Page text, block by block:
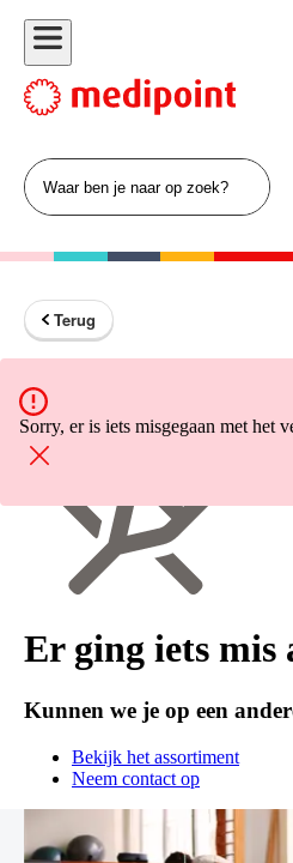
Terug
Sorry, er is iets misgegaan met het
Er ging iets mis
Kunnen we je op een
Bekijk het assortiment
Neem contact op